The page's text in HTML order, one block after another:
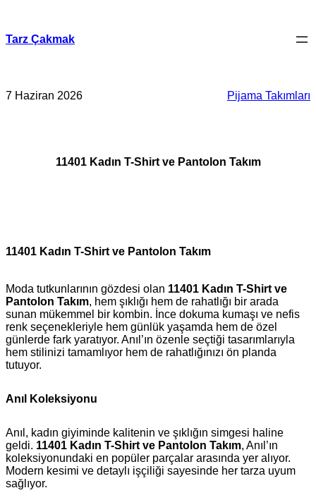
Tarz Çakmak
7 Haziran 2026 Pijama Takımları
11401 Kadın T-Shirt ve Pantolon Takım
11401 Kadın T-Shirt ve Pantolon Takım
Moda tutkunlarının gözdesi olan 11401 Kadın T-Shirt ve
Pantolon Takım, hem şıklığı hem de rahatlığı bir arada
sunan mükemmel bir kombin. İnce dokuma kumaşı ve nefis
renk seçenekleriyle hem günlük yaşamda hem de özel
günlerde fark yaratıyor. Anıl’ın özenle seçtiği tasarımlarıyla
hem stilinizi tamamlıyor hem de rahatlığınızı ön planda
tutuyor.
Anıl Koleksiyonu
Anıl, kadın giyiminde kalitenin ve şıklığın simgesi haline
geldi. 11401 Kadın T-Shirt ve Pantolon Takım, Anıl’ın
koleksiyonundaki en popüler parçalar arasında yer alıyor.
Modern kesimi ve detaylı işçiliği sayesinde her tarza uyum
sağlıyor.